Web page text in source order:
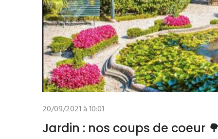
20/09/2021 à 10:01
Jardin : nos coups de coeur